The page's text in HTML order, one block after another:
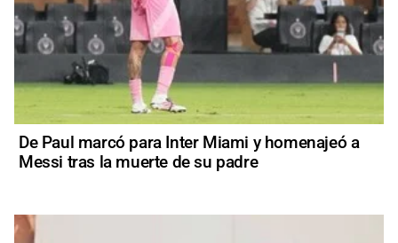
De Paul marcó para Inter Miami y homenajeó a
Messi tras la muerte de su padre